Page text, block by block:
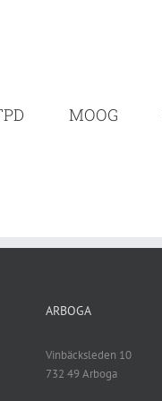
MOOG
ARBOGA
Vinbäcksleden 10
732 49 Arboga